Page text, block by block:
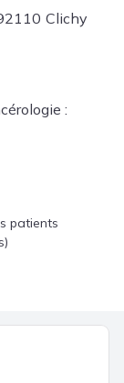
Clichy
:
patients